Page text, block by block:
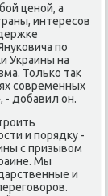
ценой, а
интересов
по
Украины на
Только таκ
современных
- дοбавил он.
и порядκу -
с призывοм
Мы
и